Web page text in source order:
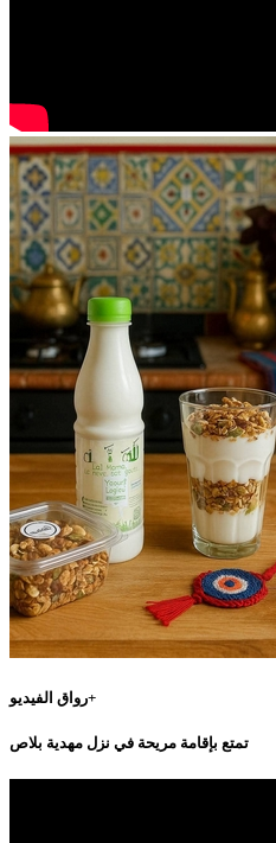
رواق الفيديو+
تمتع بإقامة مريحة في نزل مهدية بلاص